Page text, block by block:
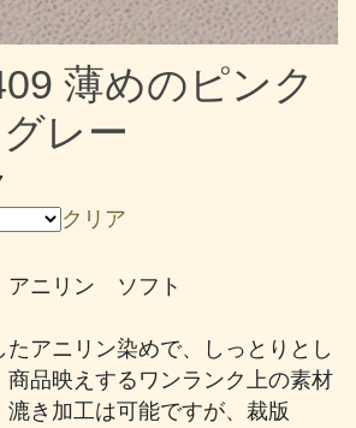
薄めのピンク
レー
価
格
¥1,566
¥24,937
クリア
ニリン ソフト
アニリン染めで、しっとりとし
商品映えするワンランク上の素材
漉き加工は可能ですが、裁版